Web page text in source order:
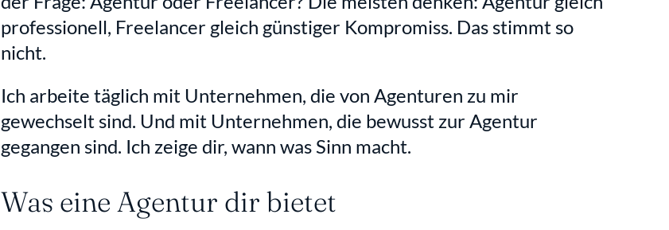
professionell, Freelancer gleich günstiger Kompromiss. Das stimmt so
nicht.
Ich arbeite täglich mit Unternehmen, die von Agenturen zu mir
gewechselt sind. Und mit Unternehmen, die bewusst zur Agentur
gegangen sind. Ich zeige dir, wann was Sinn macht.
Was eine Agentur dir bietet